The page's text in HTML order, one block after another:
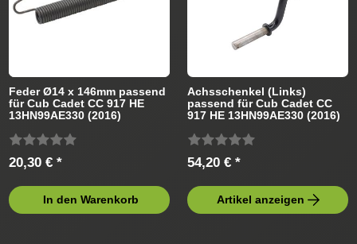
Feder Ø14 x 146mm passend
für Cub Cadet CC 917 HE
13HN99AE330 (2016)
20,30 € *
In den Warenkorb
Achsschenkel (Links)
passend für Cub Cadet CC
917 HE 13HN99AE330 (2016)
54,20 € *
Artikel anzeigen